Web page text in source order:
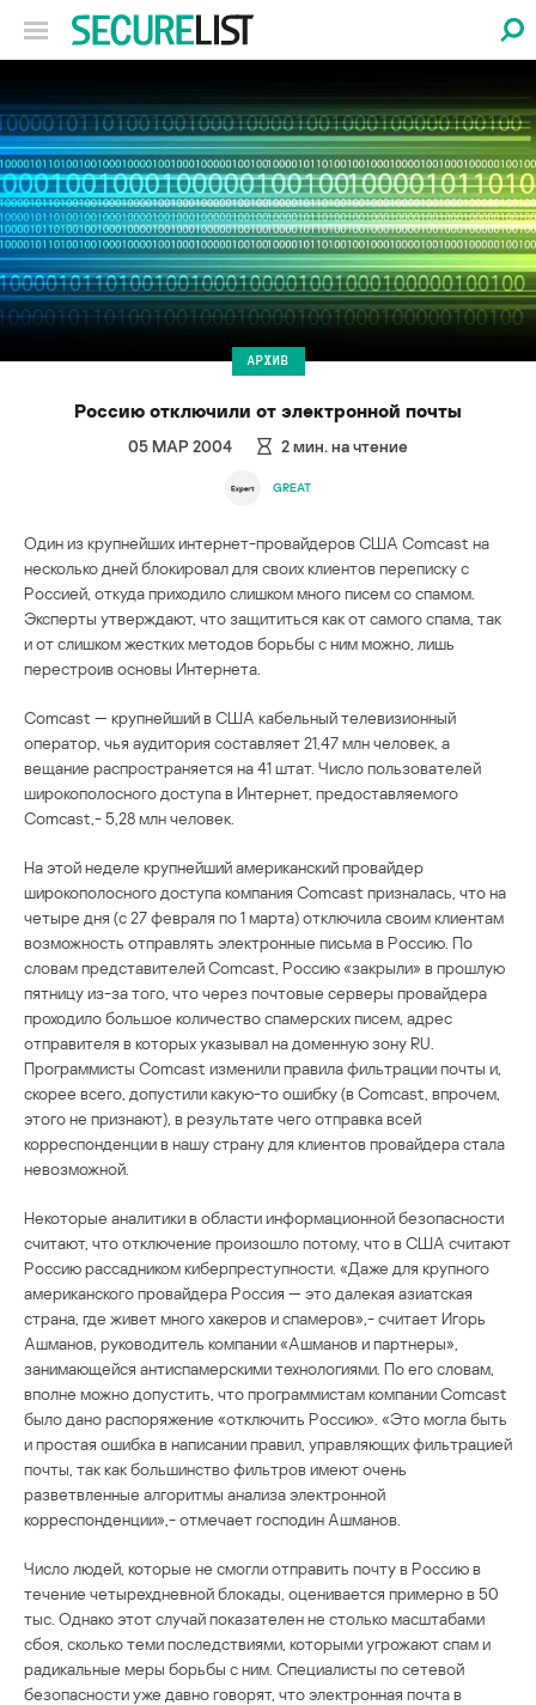
АРХИВ
Россию отключили от электронной почты
05 МАР 2004 2мин. на чтение
GREAT
Один из крупнейших интернет-провайдеров США Comcast на
несколько дней блокировал для своих клиентов переписку с
Россией, откуда приходило слишком много писем со спамом.
Эксперты утверждают, что защититься как от самого спама, так
и от слишком жестких методов борьбы с ним можно, лишь
перестроив основы Интернета.
Comcast — крупнейший в США кабельный телевизионный
оператор, чья аудитория составляет 21,47 млн человек, а
вещание распространяется на 41 штат. Число пользователей
широкополосного доступа в Интернет, предоставляемого
Comcast,- 5,28 млн человек.
На этой неделе крупнейший американский провайдер
широкополосного доступа компания Comcast призналась, что на
четыре дня (с 27 февраля по 1 марта) отключила своим клиентам
возможность отправлять электронные письма в Россию. По
словам представителей Comcast, Россию «закрыли» в прошлую
пятницу из-за того, что через почтовые серверы провайдера
проходило большое количество спамерских писем, адрес
отправителя в которых указывал на доменную зону RU.
Программисты Comcast изменили правила фильтрации почты и,
скорее всего, допустили какую-то ошибку (в Comcast, впрочем,
этого не признают), в результате чего отправка всей
корреспонденции в нашу страну для клиентов провайдера стала
невозможной.
Некоторые аналитики в области информационной безопасности
считают, что отключение произошло потому, что в США считают
Россию рассадником киберпреступности. «Даже для крупного
американского провайдера Россия — это далекая азиатская
страна, где живет много хакеров и спамеров»,- считает Игорь
Ашманов, руководитель компании «Ашманов и партнеры»,
занимающейся антиспамерскими технологиями. По его словам,
вполне можно допустить, что программистам компании Comcast
было дано распоряжение «отключить Россию». «Это могла быть
и простая ошибка в написании правил, управляющих фильтрацией
почты, так как большинство фильтров имеют очень
разветвленные алгоритмы анализа электронной
корреспонденции»,- отмечает господин Ашманов.
Число людей, которые не смогли отправить почту в Россию в
течение четырехдневной блокады, оценивается примерно в 50
тыс. Однако этот случай показателен не столько масштабами
сбоя, сколько теми последствиями, которыми угрожают спам и
радикальные меры борьбы с ним. Специалисты по сетевой
безопасности уже давно говорят, что электронная почта в